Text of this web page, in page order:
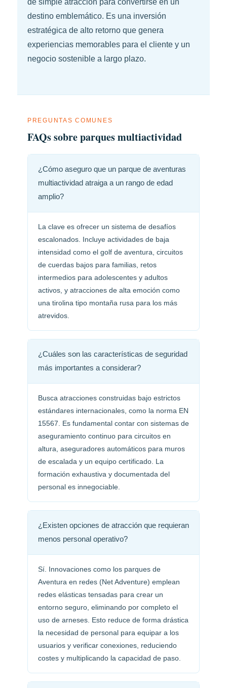
destino emblemático. Es una inversión
estratégica de alto retorno que genera
experiencias memorables para el cliente y un
negocio sostenible a largo plazo.
PREGUNTAS COMUNES
FAQs sobre parques multiactividad
¿Cómo aseguro que un parque de aventuras
multiactividad atraiga a un rango de edad
amplio?
La clave es ofrecer un sistema de desafíos
escalonados. Incluye actividades de baja
intensidad como el golf de aventura, circuitos
de cuerdas bajos para familias, retos
intermedios para adolescentes y adultos
activos, y atracciones de alta emoción como
una tirolina tipo montaña rusa para los más
atrevidos.
¿Cuáles son las características de seguridad
más importantes a considerar?
Busca atracciones construidas bajo estrictos
estándares internacionales, como la norma EN
15567. Es fundamental contar con sistemas de
aseguramiento continuo para circuitos en
altura, aseguradores automáticos para muros
de escalada y un equipo certificado. La
formación exhaustiva y documentada del
personal es innegociable.
¿Existen opciones de atracción que requieran
menos personal operativo?
Sí. Innovaciones como los parques de
Aventura en redes (Net Adventure) emplean
redes elásticas tensadas para crear un
entorno seguro, eliminando por completo el
uso de arneses. Esto reduce de forma drástica
la necesidad de personal para equipar a los
usuarios y verificar conexiones, reduciendo
costes y multiplicando la capacidad de paso.